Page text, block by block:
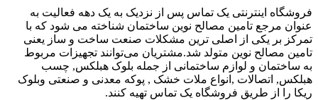
فروشگاه اینترنتی یک تماس پس از نزدیک به یک دهه فعالیت به
عنوان مرجع تامین مصالح نوین ساختمان شناخته می شود که با
تمرکز بر یکی از اصلی ترین مشکلات صنعت ساخت و ساز یعنی
تامین مصالح نوین متولد شد.مشتریان می‌توانند تجهیزات مربوط
به ساختمان و لوازم ساختمانی از جمله بلوک هبلکس, چسب
هبلکس, اتصالات ,انواع ملات خشک , پوکه معدنی و صنعتی وبلوک
ریکا را از طریق فروشگاه یک تماس تهیه کنند.